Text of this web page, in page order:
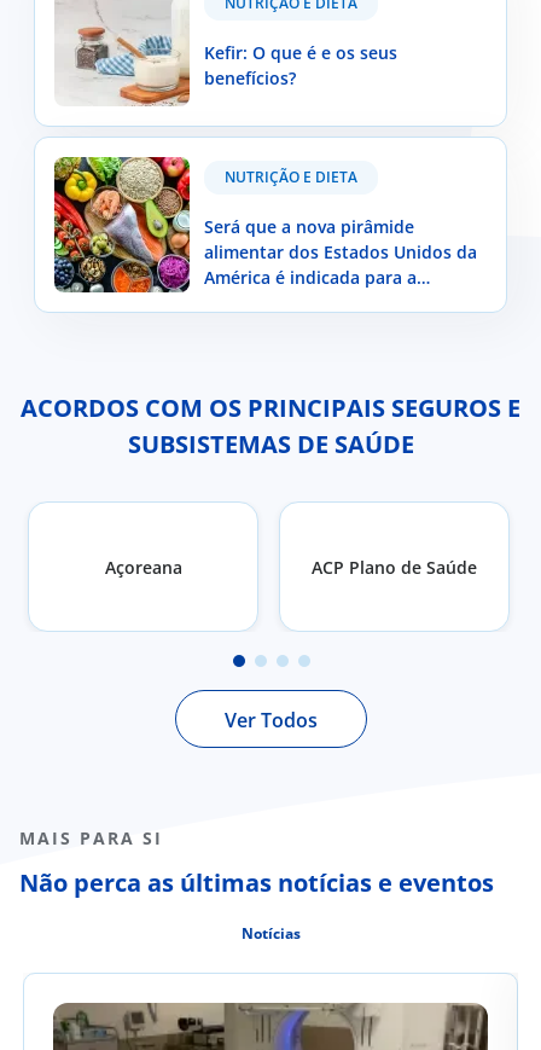
Kefir: O que é e os seus
benefícios?
NUTRIÇÃO E DIETA
Será que a nova pirâmide
alimentar dos Estados Unidos da
América é indicada para a
Será que a nova pirâmide alimentar dos Estados
Unidos da América é indicada para a população
portuguesa?
ACORDOS COM OS PRINCIPAIS SEGUROS E
SUBSISTEMAS DE SAÚDE
Açoreana ACP Plano de Saúde
Ver Todos
MAIS PARA SI
Não perca as últimas notícias e eventos
Notícias